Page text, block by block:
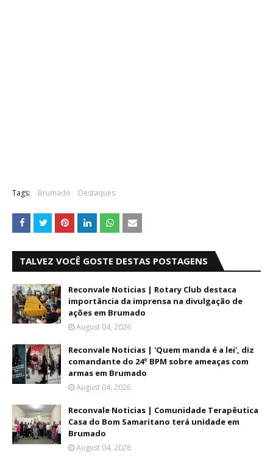
Tags: Brumado Destaques
TALVEZ VOCÊ GOSTE DESTAS POSTAGENS
Reconvale Noticias | Rotary Club destaca
importância da imprensa na divulgação de
ações em Brumado
August 04, 2026
Reconvale Noticias | 'Quem manda é a lei', diz
comandante do 24º BPM sobre ameaças com
armas em Brumado
August 04, 2026
Reconvale Noticias | Comunidade Terapêutica
Casa do Bom Samaritano terá unidade em
Brumado
August 04, 2026